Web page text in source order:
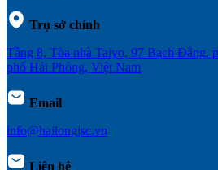
Trụ sở chính
Tầng 8, Tòa nhà Taiyo, 97 Bạch Đằng,
phố Hải Phòng, Việt Nam
Email
info@hailongjsc.vn
Liên hệ